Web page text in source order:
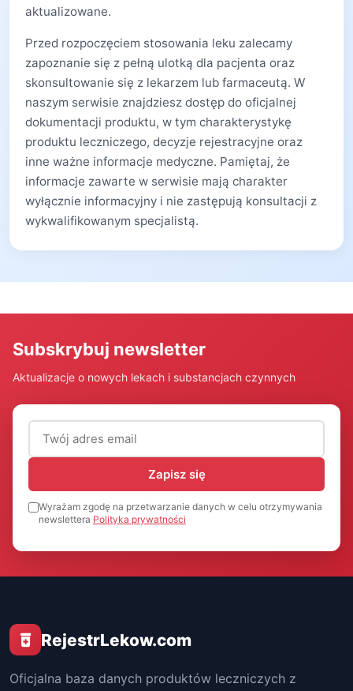
aktualizowane.
Przed rozpoczęciem stosowania leku zalecamy
zapoznanie się z pełną ulotką dla pacjenta oraz
skonsultowanie się z lekarzem lub farmaceutą. W
naszym serwisie znajdziesz dostęp do oficjalnej
dokumentacji produktu, w tym charakterystykę
produktu leczniczego, decyzje rejestracyjne oraz
inne ważne informacje medyczne. Pamiętaj, że
informacje zawarte w serwisie mają charakter
wyłącznie informacyjny i nie zastępują konsultacji z
wykwalifikowanym specjalistą.
Subskrybuj newsletter
Aktualizacje o nowych lekach i substancjach czynnych
Adres email (wymagany)
Zapisz się
Wyrażam zgodę na przetwarzanie danych w celu otrzymywania
newslettera Polityka prywatności
RejestrLekow.com
Oficjalna baza danych produktów leczniczych z